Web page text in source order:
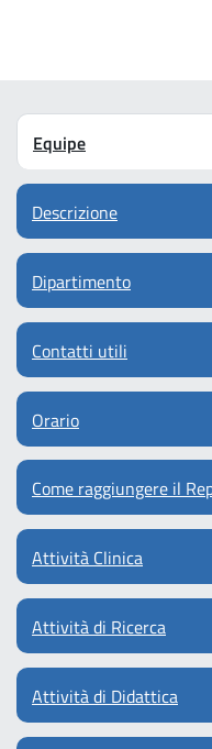
Equipe
Descrizione
Dipartimento
Contatti utili
Orario
Come raggiungere il
Attività Clinica
Attività di Ricerca
Attività di Didattica